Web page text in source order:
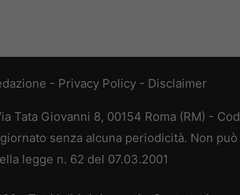
- Privacy Policy - Disclaimer
Tata Giovanni 8, 00154 Roma (RM) -
senza alcuna periodicità. Non
legge n. 62 del 07.03.2001